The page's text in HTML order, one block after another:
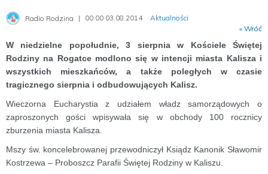
Radio Rodzina 00:00 03.08.2014
Aktualności
« Wróć
W niedzielne popołudnie, 3 sierpnia w Kościele Świętej
Rodziny na Rogatce modlono się w intencji miasta Kalisza i
wszystkich mieszkańców, a także poległych w czasie
tragicznego sierpnia i odbudowujących Kalisz.
Wieczorna Eucharystia z udziałem władz samorządowych o
zaproszonych gości wpisywała się w obchody 100 rocznicy
zburzenia miasta Kalisza.
Mszy św. koncelebrowanej przewodniczył Ksiądz Kanonik Sławomir
Kostrzewa – Proboszcz Parafii Świętej Rodziny w Kaliszu.